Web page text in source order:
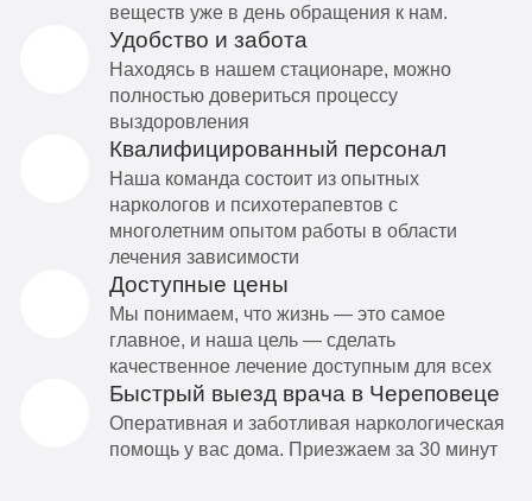
веществ уже в день обращения к нам.
Удобство и забота
Находясь в нашем стационаре, можно
полностью довериться процессу
выздоровления
Квалифицированный персонал
Наша команда состоит из опытных
наркологов и психотерапевтов с
многолетним опытом работы в области
лечения зависимости
Доступные цены
Мы понимаем, что жизнь — это самое
главное, и наша цель — сделать
качественное лечение доступным для всех
Быстрый выезд врача в Череповеце
Оперативная и заботливая наркологическая
помощь у вас дома. Приезжаем за 30 минут